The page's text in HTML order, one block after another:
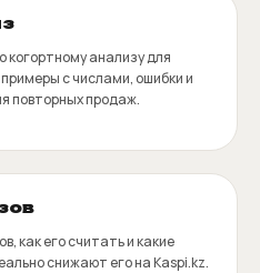
когортному анализу для
с числами, ошибки и
повторных продаж.
как его считать и какие
снижают его на Kaspi.kz.